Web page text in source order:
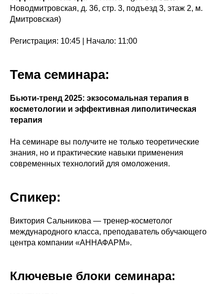
Новодмитровская, д. 36, стр. 3, подъезд 3, этаж 2, м.
Дмитровская)
Регистрация: 10:45 | Начало: 11:00
Тема семинара:
Бьюти-тренд 2025: экзосомальная терапия в
косметологии и эффективная липолитическая
терапия
На семинаре вы получите не только теоретические
знания, но и практические навыки применения
современных технологий для омоложения.
Спикер:
Виктория Сальникова — тренер-косметолог
международного класса, преподаватель обучающего
центра компании «АННАФАРМ».
Ключевые блоки семинара: